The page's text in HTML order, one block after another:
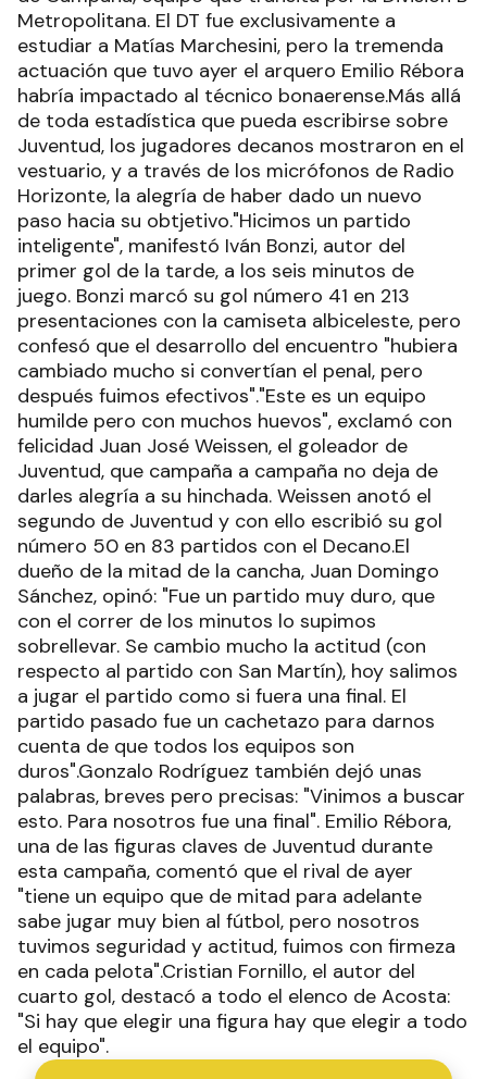
Metropolitana. El DT fue exclusivamente a
estudiar a Matías Marchesini, pero la tremenda
actuación que tuvo ayer el arquero Emilio Rébora
habría impactado al técnico bonaerense.Más allá
de toda estadística que pueda escribirse sobre
Juventud, los jugadores decanos mostraron en el
vestuario, y a través de los micrófonos de Radio
Horizonte, la alegría de haber dado un nuevo
paso hacia su obtjetivo."Hicimos un partido
inteligente", manifestó Iván Bonzi, autor del
primer gol de la tarde, a los seis minutos de
juego. Bonzi marcó su gol número 41 en 213
presentaciones con la camiseta albiceleste, pero
confesó que el desarrollo del encuentro "hubiera
cambiado mucho si convertían el penal, pero
después fuimos efectivos"."Este es un equipo
humilde pero con muchos huevos", exclamó con
felicidad Juan José Weissen, el goleador de
Juventud, que campaña a campaña no deja de
darles alegría a su hinchada. Weissen anotó el
segundo de Juventud y con ello escribió su gol
número 50 en 83 partidos con el Decano.El
dueño de la mitad de la cancha, Juan Domingo
Sánchez, opinó: "Fue un partido muy duro, que
con el correr de los minutos lo supimos
sobrellevar. Se cambio mucho la actitud (con
respecto al partido con San Martín), hoy salimos
a jugar el partido como si fuera una final. El
partido pasado fue un cachetazo para darnos
cuenta de que todos los equipos son
duros".Gonzalo Rodríguez también dejó unas
palabras, breves pero precisas: "Vinimos a buscar
esto. Para nosotros fue una final". Emilio Rébora,
una de las figuras claves de Juventud durante
esta campaña, comentó que el rival de ayer
"tiene un equipo que de mitad para adelante
sabe jugar muy bien al fútbol, pero nosotros
tuvimos seguridad y actitud, fuimos con firmeza
en cada pelota".Cristian Fornillo, el autor del
cuarto gol, destacó a todo el elenco de Acosta:
"Si hay que elegir una figura hay que elegir a todo
el equipo".